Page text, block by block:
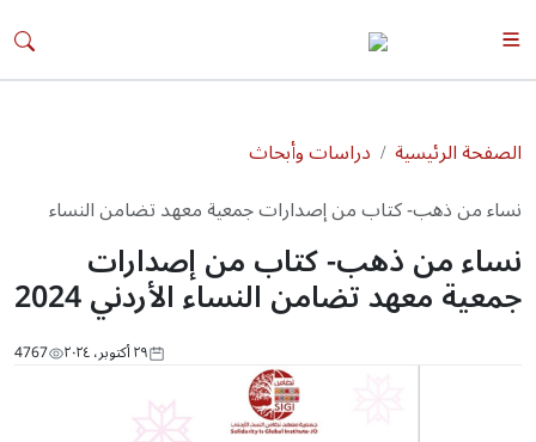
الصفحة الرئيسية
دراسات وأبحاث
نساء من ذهب- كتاب من إصدارات جمعية معهد تضامن النساء
الأردني 2024
نساء من ذهب- كتاب من إصدارات
جمعية معهد تضامن النساء الأردني 2024
٢٩ أكتوبر، ٢٠٢٤ 4767